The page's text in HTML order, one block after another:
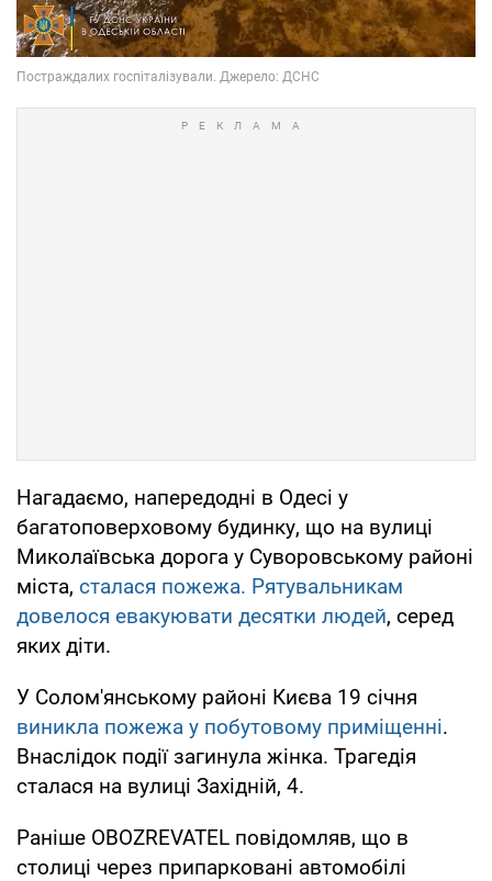
Нагадаємо, напередодні в Одесі у
багатоповерховому будинку, що на вулиці
Миколаївська дорога у Суворовському районі
міста, сталася пожежа. Рятувальникам
довелося евакуювати десятки людей, серед
яких діти.
У Солом'янському районі Києва 19 січня
виникла пожежа у побутовому приміщенні.
Внаслідок події загинула жінка. Трагедія
сталася на вулиці Західній, 4.
Раніше OBOZREVATEL повідомляв, що в
столиці через припарковані автомобілі